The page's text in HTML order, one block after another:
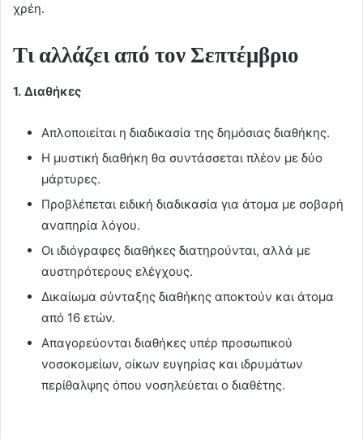
χρέη.
Τι αλλάζει από τον Σεπτέμβριο
1. Διαθήκες
Απλοποιείται η διαδικασία της δημόσιας διαθήκης.
Η μυστική διαθήκη θα συντάσσεται πλέον με δύο
μάρτυρες.
Προβλέπεται ειδική διαδικασία για άτομα με σοβαρή
αναπηρία λόγου.
Οι ιδιόγραφες διαθήκες διατηρούνται, αλλά με
αυστηρότερους ελέγχους.
Δικαίωμα σύνταξης διαθήκης αποκτούν και άτομα
από 16 ετών.
Απαγορεύονται διαθήκες υπέρ προσωπικού
νοσοκομείων, οίκων ευγηρίας και ιδρυμάτων
περίθαλψης όπου νοσηλεύεται ο διαθέτης.